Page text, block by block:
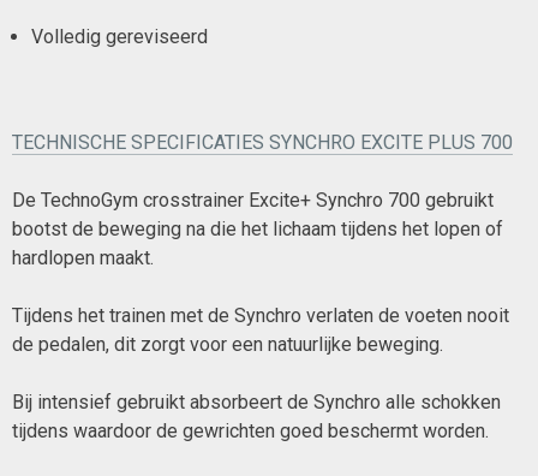
Volledig gereviseerd
TECHNISCHE SPECIFICATIES SYNCHRO EXCITE PLUS 700
De TechnoGym crosstrainer Excite+ Synchro 700 gebruikt
bootst de beweging na die het lichaam tijdens het lopen of
hardlopen maakt.
Tijdens het trainen met de Synchro verlaten de voeten nooit
de pedalen, dit zorgt voor een natuurlijke beweging.
Bij intensief gebruikt absorbeert de Synchro alle schokken
tijdens waardoor de gewrichten goed beschermt worden.